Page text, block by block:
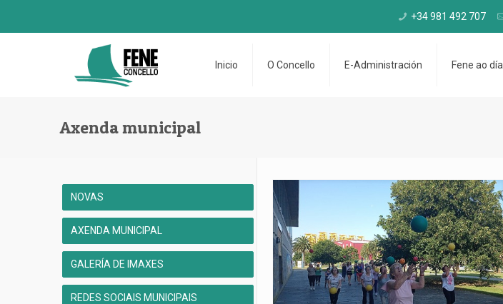
+34 981 492 707
Inicio O Concello E-Administración Fene ao día
Axenda municipal
NOVAS
AXENDA MUNICIPAL
GALERÍA DE IMAXES
REDES SOCIAIS MUNICIPAIS